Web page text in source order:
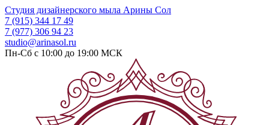
Студия дизайнерского мыла Арины Сол
7 (915) 344 17 49
7 (977) 306 94 23
studio@arinasol.ru
Пн-Сб с 10:00 до 19:00 МСК